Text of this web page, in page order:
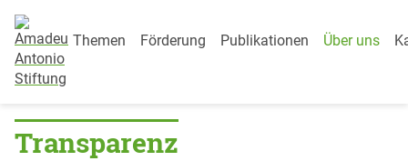
Weiter zum InhaltCategory Menu
Themen Förderung Publikationen Über uns
Startseite
Transparenz
Transparenz